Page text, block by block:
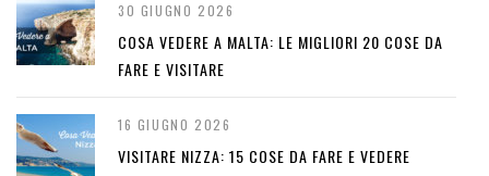
30 GIUGNO 2026
COSA VEDERE A MALTA: LE MIGLIORI 20 COSE DA
FARE E VISITARE
16 GIUGNO 2026
VISITARE NIZZA: 15 COSE DA FARE E VEDERE